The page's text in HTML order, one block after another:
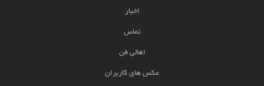
اخبار
تماس
اهالی فن
عکس های کاربران